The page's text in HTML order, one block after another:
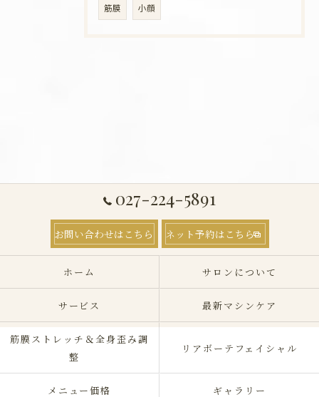
筋膜 小顔
027-224-5891
お問い合わせはこちら ネット予約はこちら
ホーム サロンについて
サービス 最新マシンケア
筋膜ストレッチ＆全身歪み調
整
リアボーテフェイシャル
メニュー価格 ギャラリー